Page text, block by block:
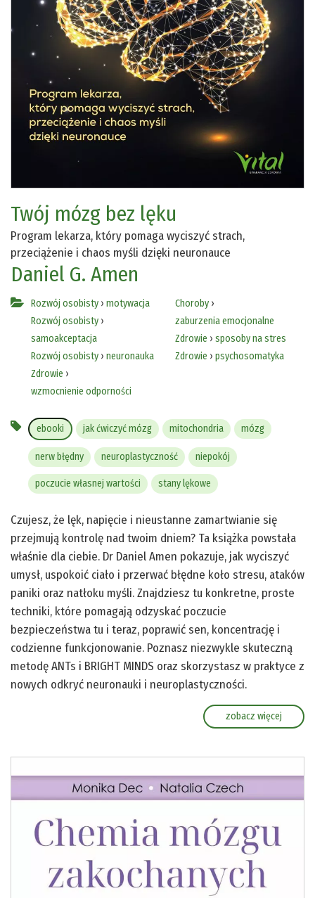
Twój mózg bez lęku
Program lekarza, który pomaga wyciszyć strach,
przeciążenie i chaos myśli dzięki neuronauce
Daniel G. Amen
Rozwój osobisty › motywacja
Rozwój osobisty ›
samoakceptacja
Rozwój osobisty › neuronauka
Zdrowie ›
wzmocnienie odporności
Choroby›
zaburzenia emocjonalne
Zdrowie › sposoby na stres
Zdrowie › psychosomatyka
ebooki jak ćwiczyć mózg mitochondria mózg
nerw błędny neuroplastyczność niepokój
poczucie własnej wartości stany lękowe
Czujesz, że lęk, napięcie i nieustanne zamartwianie się
przejmują kontrolę nad twoim dniem? Ta książka powstała
właśnie dla ciebie. Dr Daniel Amen pokazuje, jak wyciszyć
umysł, uspokoić ciało i przerwać błędne koło stresu, ataków
paniki oraz natłoku myśli. Znajdziesz tu konkretne, proste
techniki, które pomagają odzyskać poczucie
bezpieczeństwa tu i teraz, poprawić sen, koncentrację i
codzienne funkcjonowanie. Poznasz niezwykle skuteczną
metodę ANTs i BRIGHT MINDS oraz skorzystasz w praktyce z
nowych odkryć neuronauki i neuroplastyczności.
zobacz więcej